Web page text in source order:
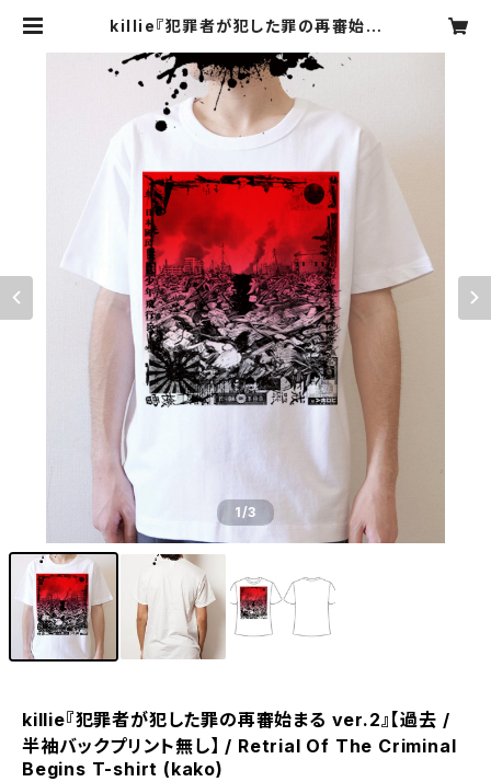
killie『犯罪者が犯した罪の再審始ま
無し】 / Retrial Of The Criminal
Begins T-shirt (kako) | killie o
fficial webshop
1/3
killie『犯罪者が犯した罪の再審始まる ver.2』【過去 /
半袖バックプリント無し】 / Retrial Of The Criminal
Begins T-shirt (kako)